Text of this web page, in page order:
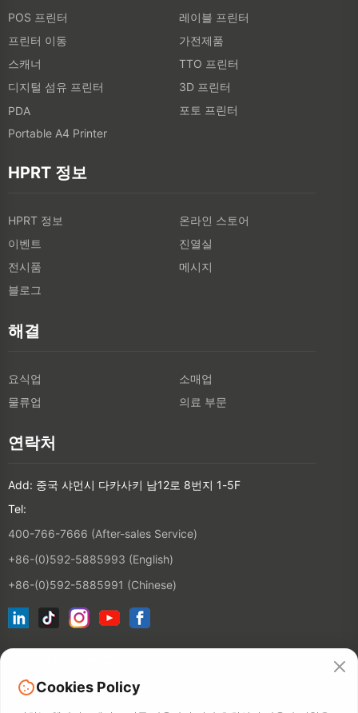
POS 프린터
레이블 프린터
프린터 이동
가전제품
스캐너
TTO 프린터
디지털 섬유 프린터
3D 프린터
PDA
포토 프린터
Portable A4 Printer
HPRT 정보
HPRT 정보
온라인 스토어
이벤트
진열실
전시품
메시지
블로그
해결
요식업
소매업
물류업
의료 부문
연락처
Add: 중국 샤먼시 다카사키 남12로 8번지 1-5F
Tel:
400-766-7666 (After-sales Service)
+86-(0)592-5885993 (English)
+86-(0)592-5885991 (Chinese)
Cookies Policy